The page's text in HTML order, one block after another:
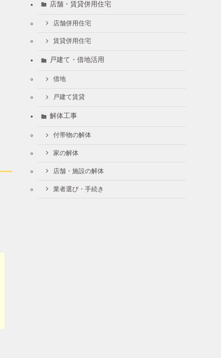
店舗・賃貸併用住宅
店舗併用住宅
賃貸併用住宅
戸建て・借地活用
借地
戸建て賃貸
解体工事
付帯物の解体
家の解体
店舗・施設の解体
業者選び・手続き